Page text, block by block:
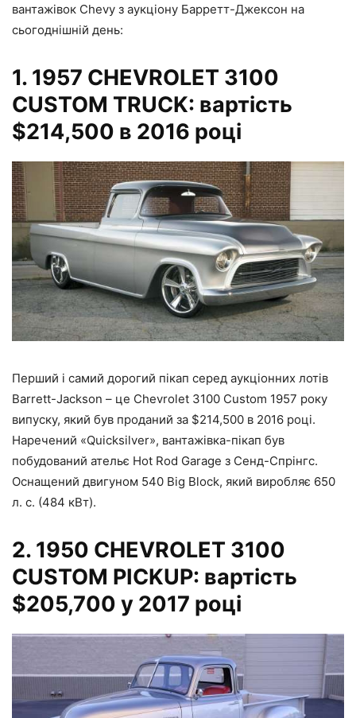
вантажівок Chevy з аукціону Барретт-Джексон на
сьогоднішній день:
1. 1957 CHEVROLET 3100
CUSTOM TRUCK: вартість
$214,500 в 2016 році
Перший і самий дорогий пікап серед аукціонних лотів
Barrett-Jackson – це Chevrolet 3100 Custom 1957 року
випуску, який був проданий за $214,500 в 2016 році.
Наречений «Quicksilver», вантажівка-пікап був
побудований ательє Hot Rod Garage з Сенд-Спрінгс.
Оснащений двигуном 540 Big Block, який виробляє 650
л. с. (484 кВт).
2. 1950 CHEVROLET 3100
CUSTOM PICKUP: вартість
$205,700 у 2017 році